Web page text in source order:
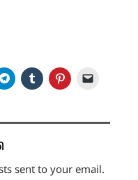
sent to your email.